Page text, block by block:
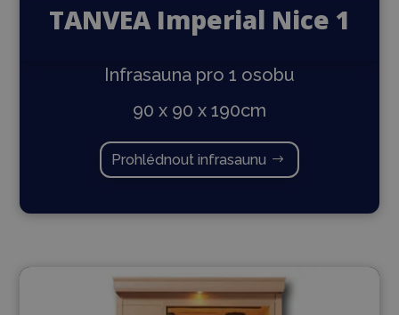
TANVEA Imperial Nice 1
Infrasauna pro 1 osobu
90 x 90 x 190cm
Prohlédnout infrasaunu